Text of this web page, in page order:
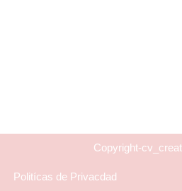
Copyright-
Politícas de Privacdad